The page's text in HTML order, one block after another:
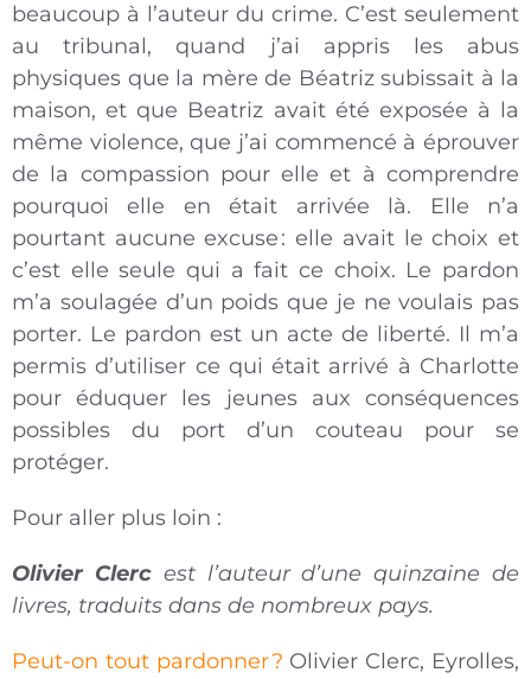
beaucoup à l’auteur du crime. C’est seulement
au tribunal, quand j’ai appris les abus
physiques que la mère de Béatriz subissait à la
maison, et que Beatriz avait été exposée à la
même violence, que j’ai commencé à éprouver
de la compassion pour elle et à comprendre
pourquoi elle en était arrivée là. Elle n’a
pourtant aucune excuse : elle avait le choix et
c’est elle seule qui a fait ce choix. Le pardon
m’a soulagée d’un poids que je ne voulais pas
porter. Le pardon est un acte de liberté. Il m’a
permis d’utiliser ce qui était arrivé à Charlotte
pour éduquer les jeunes aux conséquences
possibles du port d’un couteau pour se
protéger.
Pour aller plus loin :
Olivier Clercest l’auteur d’une quinzaine de
livres, traduits dans de nombreux pays.
Peut-on tout pardonner ? Olivier Clerc, Eyrolles,